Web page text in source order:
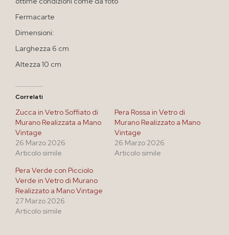
Fermacarte
Dimensioni:
Larghezza 6 cm
Altezza 10 cm
Correlati
Zucca in Vetro Soffiato di
Murano Realizzata a Mano
Vintage
26 Marzo 2026
Articolo simile
Pera Rossa in Vetro di
Murano Realizzato a Mano
Vintage
26 Marzo 2026
Articolo simile
Pera Verde con Picciolo
Verde in Vetro di Murano
Realizzato a Mano Vintage
27 Marzo 2026
Articolo simile